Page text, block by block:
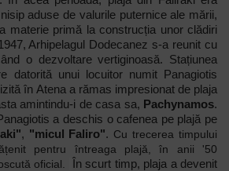
aduse de valurile puternice ale mării,
materie primă la construcția unor clădiri
Arhipelagul Dodecanez s-a reunit cu
o dezvoltare vertiginoasă. Stațiunea
datorită unui locuitor numit Panagiotis
în Atena a rămas impresionat de plaja
amintindu-i de casa sa, Pachynamos.
a deschis o cafenea pe plajă pe
, "micul Faliro". Cu trecerea timpului
pentru întreaga plajă, în anii '50
oficial.
În scurt timp, plaja a devenit